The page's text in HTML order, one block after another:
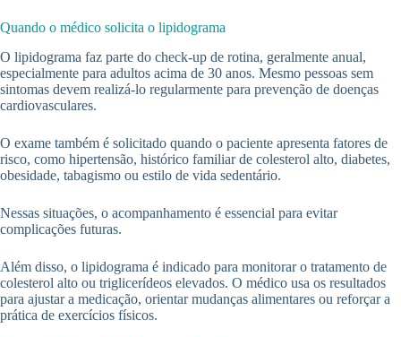
Quando o médico solicita o lipidograma
O lipidograma faz parte do check-up de rotina, geralmente anual,
especialmente para adultos acima de 30 anos. Mesmo pessoas sem
sintomas devem realizá-lo regularmente para prevenção de doenças
cardiovasculares.
O exame também é solicitado quando o paciente apresenta fatores de
risco, como hipertensão, histórico familiar de colesterol alto, diabetes,
obesidade, tabagismo ou estilo de vida sedentário.
Nessas situações, o acompanhamento é essencial para evitar
complicações futuras.
Além disso, o lipidograma é indicado para monitorar o tratamento de
colesterol alto ou triglicerídeos elevados. O médico usa os resultados
para ajustar a medicação, orientar mudanças alimentares ou reforçar a
prática de exercícios físicos.